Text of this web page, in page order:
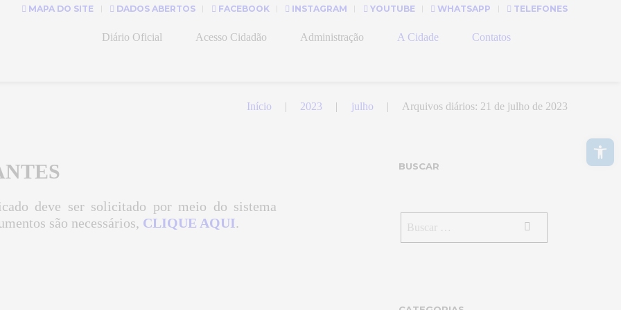
MAPA DO SITE DADOS ABERTOS FACEBOOK INSTAGRAM YOUTUBE WHATSAPP TELEFONES
Diário Oficial Acesso Cidadão Administração A Cidade Contatos
Início 2023 julho Arquivos diários: 21 de julho de 2023
deve ser solicitado por meio do sistema
são necessários, CLIQUE AQUI.
BUSCAR
Abrir a barra de ferramentas